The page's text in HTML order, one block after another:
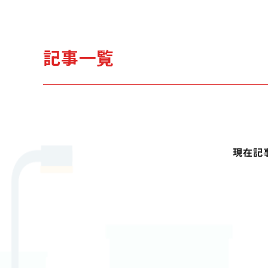
記事一覧
現在記